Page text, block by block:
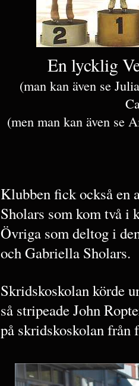
En lycklig
(man kan även se
(men man kan även se
Klubben fick också en
Sholars som kom två i
Övriga som deltog i
och Gabriella Sholars.
Skridskoskolan körde
så stripeade John
på skridskoskolan från